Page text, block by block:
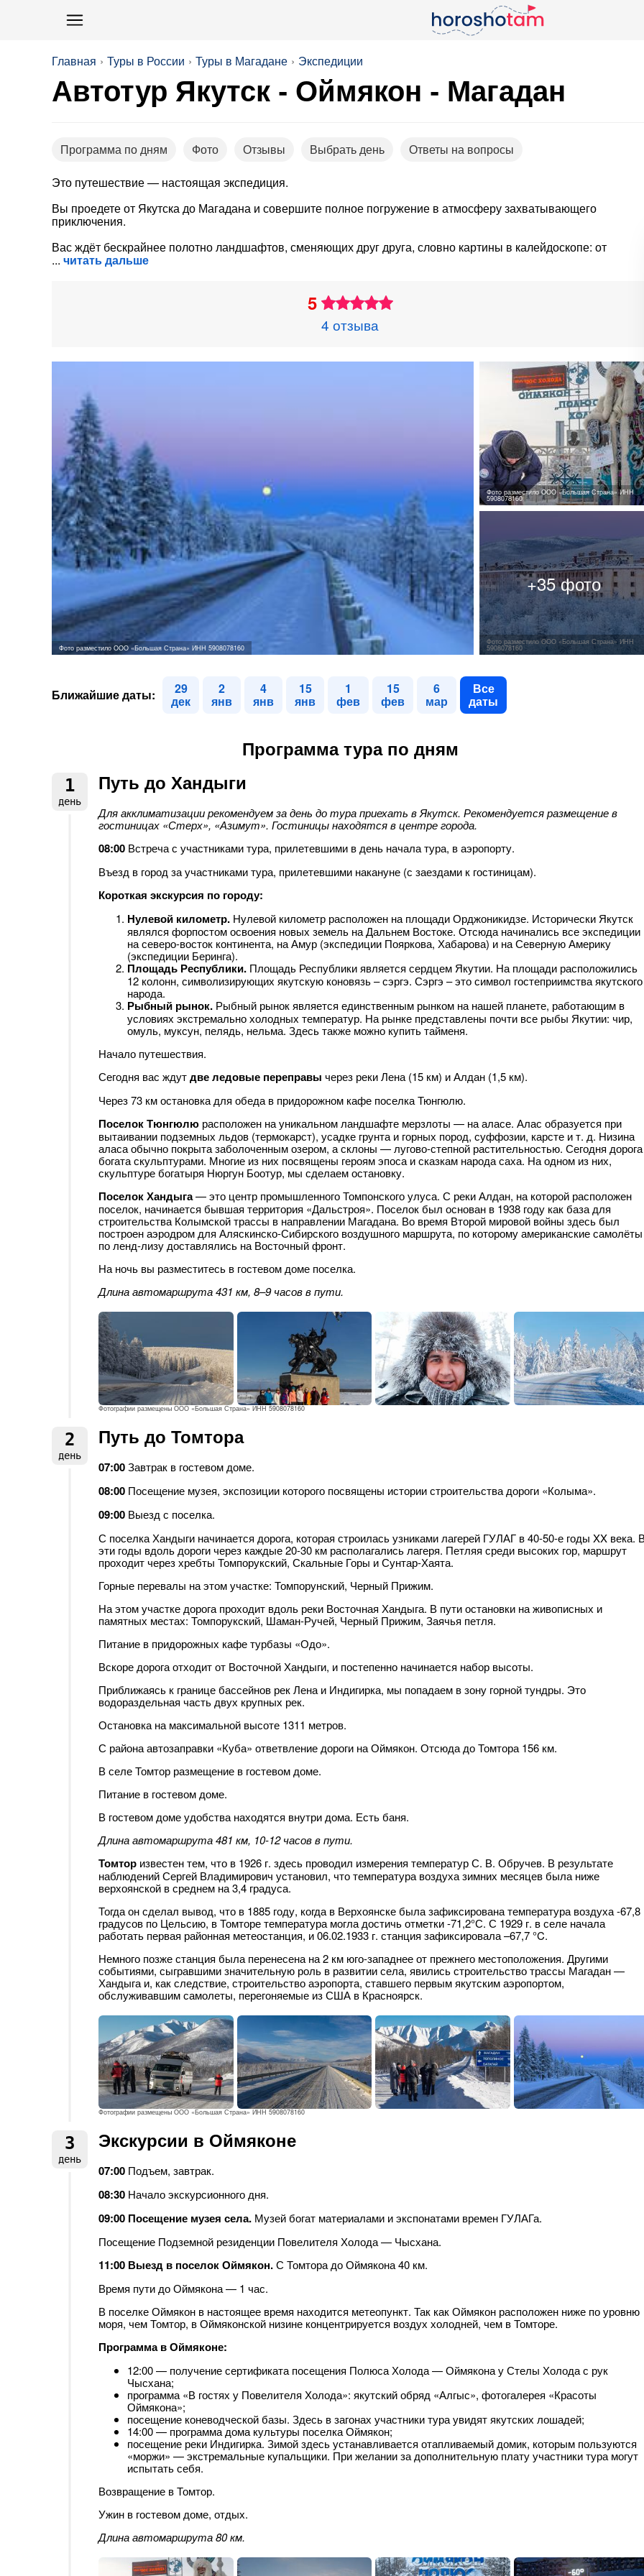
Главная Туры в России Туры в Магадане Экспедиции
Автотур Якутск - Оймякон - Магадан
Программа по дням Фото Отзывы Выбрать день
Ответы на вопросы
Это путешествие — настоящая экспедиция.
Вы проедете от Якутска до Магадана и совершите полное погружение в атмосферу захватывающего
приключения.
Вас ждёт бескрайнее полотно ландшафтов, сменяющих друг друга, словно картины в калейдоскопе: от
читать дальше
5
4 отзыва
Фото разместило ООО «Большая Страна» ИНН 5908078160
Фото разместило ООО «Большая Страна» ИНН
5908078160
Фото разместило ООО «Большая Страна» ИНН
5908078160
Ближайшие даты: 29
дек
2
янв
4
янв
15
янв
1
фев
15
фев
6
мар
Все
даты
Программа тура по дням
1
день
Путь до Хандыги
Для акклиматизации рекомендуем за день до тура приехать в Якутск. Рекомендуется размещение в
гостиницах «Стерх», «Азимут». Гостиницы находятся в центре города.
08:00 Встреча с участниками тура, прилетевшими в день начала тура, в аэропорту.
Въезд в город за участниками тура, прилетевшими накануне (с заездами к гостиницам).
Короткая экскурсия по городу:
Нулевой километр. Нулевой километр расположен на площади Орджоникидзе. Исторически Якутск
являлся форпостом освоения новых земель на Дальнем Востоке. Отсюда начинались все экспедиции
на северо-восток континента, на Амур (экспедиции Пояркова, Хабарова) и на Северную Америку
(экспедиции Беринга).
Площадь Республики. Площадь Республики является сердцем Якутии. На площади расположились
12 колонн, символизирующих якутскую коновязь – сэргэ. Сэргэ – это символ гостеприимства якутского
народа.
Рыбный рынок. Рыбный рынок является единственным рынком на нашей планете, работающим в
условиях экстремально холодных температур. На рынке представлены почти все рыбы Якутии: чир,
омуль, муксун, пелядь, нельма. Здесь также можно купить тайменя.
Начало путешествия.
Сегодня вас ждутдве ледовые переправы через реки Лена (15 км) и Алдан (1,5 км).
Через 73 км остановка для обеда в придорожном кафе поселка Тюнгюлю.
Поселок Тюнгюлю расположен на уникальном ландшафте мерзлоты — на аласе. Алас образуется при
вытаивании подземных льдов (термокарст), усадке грунта и горных пород, суффозии, карсте и т. д. Низина
аласа обычно покрыта заболоченным озером, а склоны — лугово-степной растительностью. Сегодня дорога
богата скульптурами. Многие из них посвящены героям эпоса и сказкам народа саха. На одном из них,
скульптуре богатыря Нюргун Боотур, мы сделаем остановку.
Поселок Хандыга— это центр промышленного Томпонского улуса. С реки Алдан, на которой расположен
поселок, начинается бывшая территория «Дальстроя». Поселок был основан в 1938 году как база для
строительства Колымской трассы в направлении Магадана. Во время Второй мировой войны здесь был
построен аэродром для Аляскинско-Сибирского воздушного маршрута, по которому американские самолёты
по ленд-лизу доставлялись на Восточный фронт.
На ночь вы разместитесь в гостевом доме поселка.
Длина автомаршрута 431 км, 8–9 часов в пути.
Фотографии размещены ООО «Большая Страна» ИНН 5908078160
2
день
Путь до Томтора
07:00Завтрак в гостевом доме.
08:00 Посещение музея, экспозиции которого посвящены истории строительства дороги «Колыма».
09:00 Выезд с поселка.
С поселка Хандыги начинается дорога, которая строилась узниками лагерей ГУЛАГ в 40-50-е годы XX века.
эти годы вдоль дороги через каждые 20-30 км располагались лагеря. Петляя среди высоких гор, маршрут
проходит через хребты Томпорукский, Скальные Горы и Сунтар-Хаята.
Горные перевалы на этом участке: Томпорунский, Черный Прижим.
На этом участке дорога проходит вдоль реки Восточная Хандыга. В пути остановки на живописных и
памятных местах: Томпорукский, Шаман-Ручей, Черный Прижим, Заячья петля.
Питание в придорожных кафе турбазы «Одо».
Вскоре дорога отходит от Восточной Хандыги, и постепенно начинается набор высоты.
Приближаясь к границе бассейнов рек Лена и Индигирка, мы попадаем в зону горной тундры. Это
водораздельная часть двух крупных рек.
Остановка на максимальной высоте 1311 метров.
С района автозаправки «Куба» ответвление дороги на Оймякон. Отсюда до Томтора 156 км.
В селе Томтор размещение в гостевом доме.
Питание в гостевом доме.
В гостевом доме удобства находятся внутри дома. Есть баня.
Длина автомаршрута 481 км, 10-12 часов в пути.
Томтор известен тем, что в 1926 г. здесь проводил измерения температур С. В. Обручев. В результате
наблюдений Сергей Владимирович установил, что температура воздуха зимних месяцев была ниже
верхоянской в среднем на 3,4 градуса.
Тогда он сделал вывод, что в 1885 году, когда в Верхоянске была зафиксирована температура воздуха -67,8
градусов по Цельсию, в Томторе температура могла достичь отметки -71,2°С. С 1929 г. в селе начала
работать первая районная метеостанция, и 06.02.1933 г. станция зафиксировала –67,7 °C.
Немного позже станция была перенесена на 2 км юго-западнее от прежнего местоположения. Другими
событиями, сыгравшими значительную роль в развитии села, явились строительство трассы Магадан —
Хандыга и, как следствие, строительство аэропорта, ставшего первым якутским аэропортом,
обслуживавшим самолеты, перегоняемые из США в Красноярск.
Фотографии размещены ООО «Большая Страна» ИНН 5908078160
3
день
Экскурсии в Оймяконе
07:00 Подъем, завтрак.
08:30 Начало экскурсионного дня.
09:00 Посещение музея села. Музей богат материалами и экспонатами времен ГУЛАГа.
Посещение Подземной резиденции Повелителя Холода — Чысхана.
11:00 Выезд в поселок Оймякон.С Томтора до Оймякона 40 км.
Время пути до Оймякона — 1 час.
В поселке Оймякон в настоящее время находится метеопункт. Так как Оймякон расположен ниже по уровню
моря, чем Томтор, в Оймяконской низине концентрируется воздух холодней, чем в Томторе.
Программа в Оймяконе:
12:00 — получение сертификата посещения Полюса Холода — Оймякона у Стелы Холода с рук
Чысхана;
программа «В гостях у Повелителя Холода»: якутский обряд «Алгыс», фотогалерея «Красоты
Оймякона»;
посещение коневодческой базы. Здесь в загонах участники тура увидят якутских лошадей;
14:00 — программа дома культуры поселка Оймякон;
посещение реки Индигирка. Зимой здесь устанавливается отапливаемый домик, которым пользуются
«моржи» — экстремальные купальщики. При желании за дополнительную плату участники тура могут
испытать себя.
Возвращение в Томтор.
Ужин в гостевом доме, отдых.
Длина автомаршрута 80 км.